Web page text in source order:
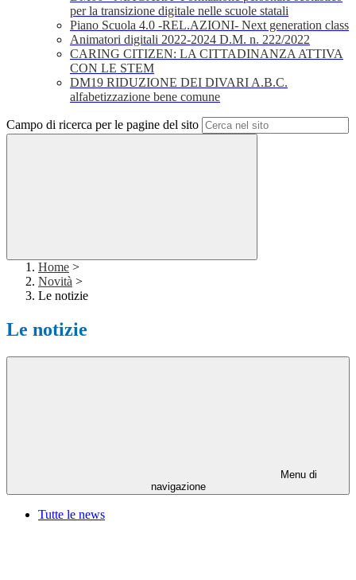
per la transizione digitale nelle scuole statali
Piano Scuola 4.0 -REL.AZIONI- Next generation class
Animatori digitali 2022-2024 D.M. n. 222/2022
CARING CITIZEN: LA CITTADINANZA ATTIVA
CON LE STEM
DM19 RIDUZIONE DEI DIVARI A.B.C.
alfabetizzazione bene comune
Campo di ricerca per le pagine del sito
Home >
Novità >
Le notizie
Le notizie
Menu di
navigazione
Tutte le news